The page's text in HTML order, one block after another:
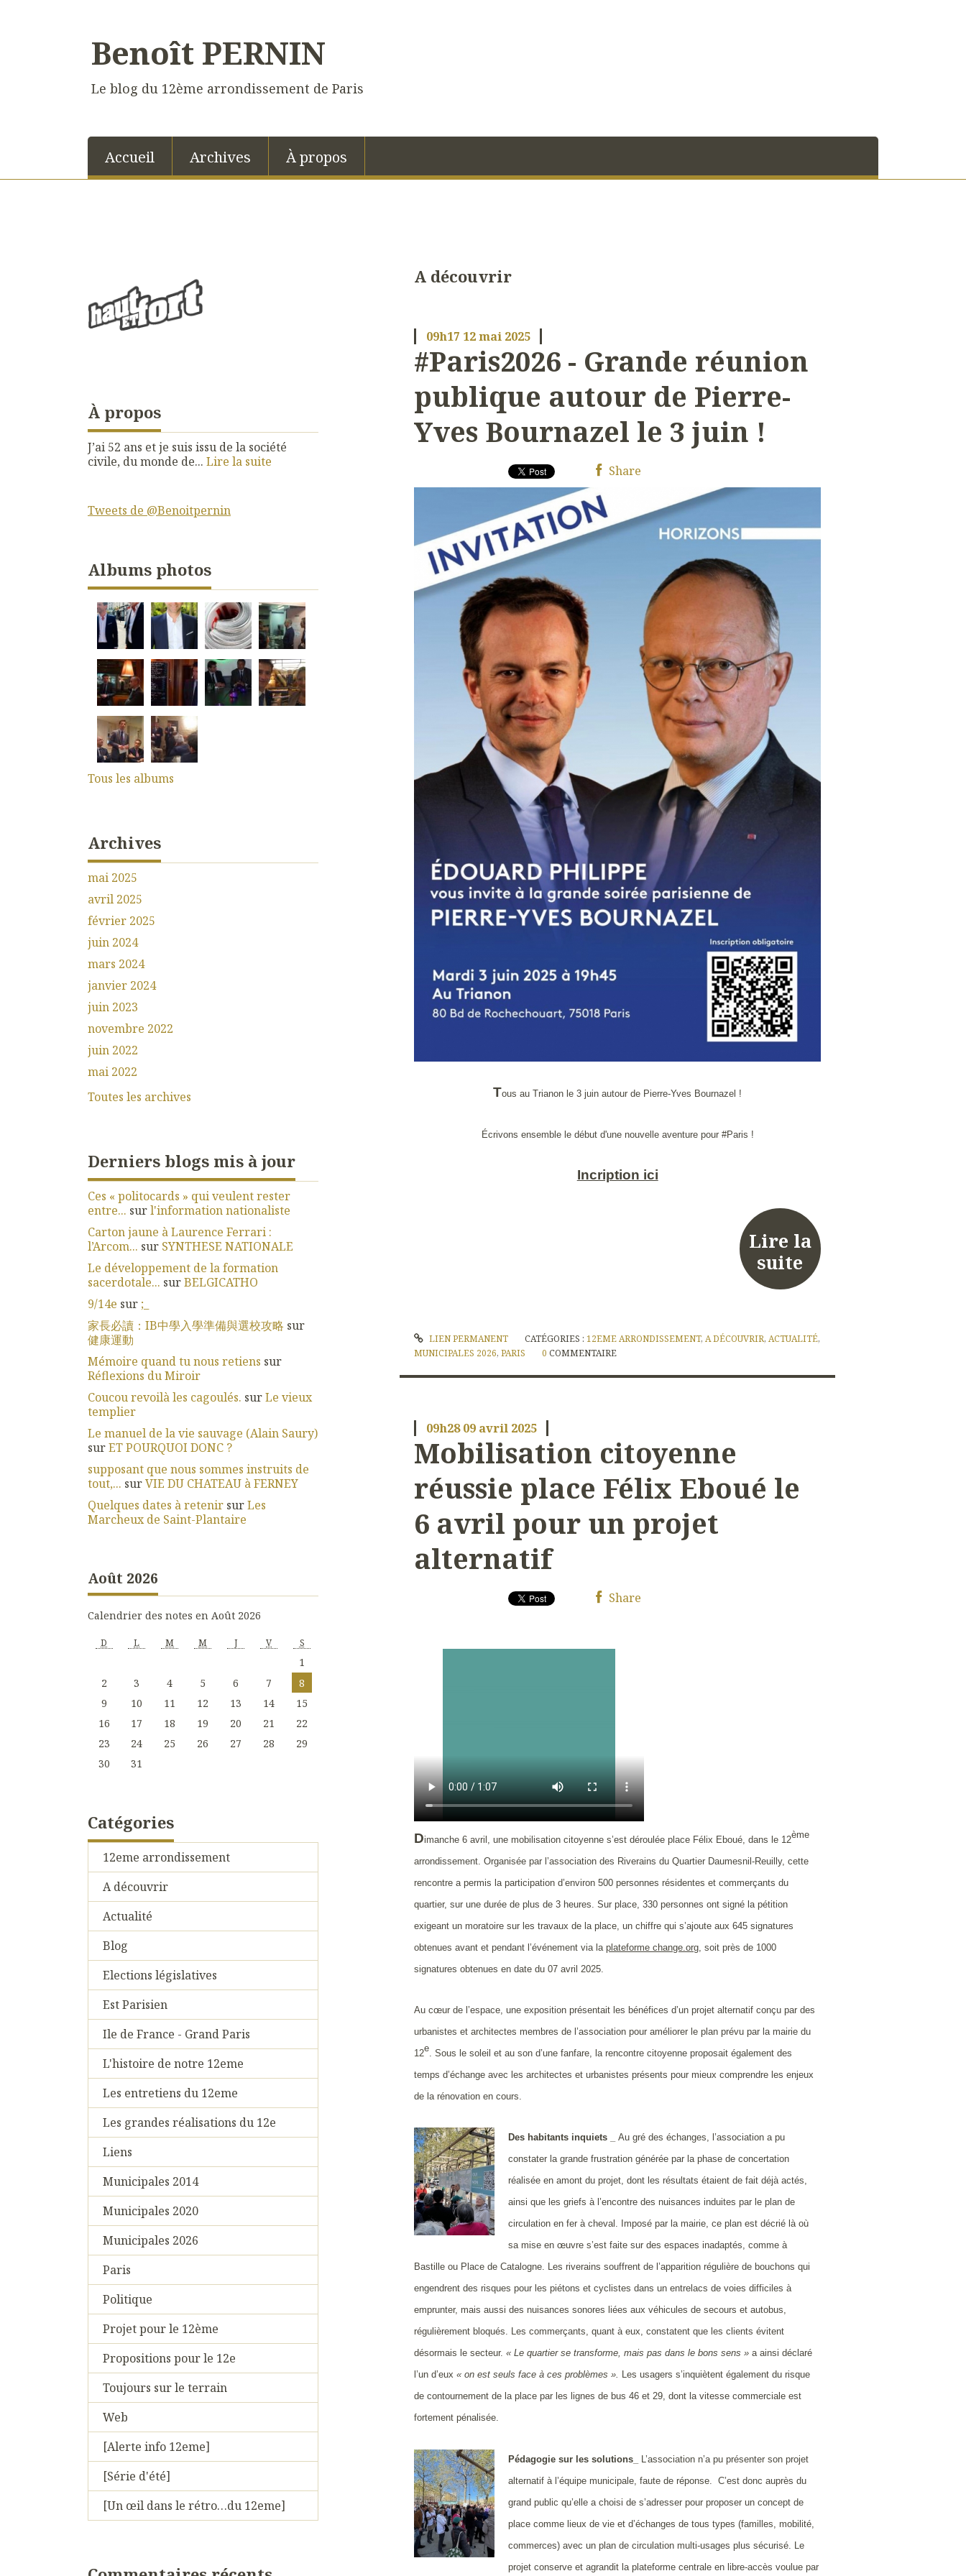
Benoît PERNIN
Le blog du 12ème arrondissement de Paris
Accueil Archives À propos
À propos
J’ai 52 ans et je suis issu de la société
civile, du monde de... Lire la suite
Tweets de @Benoitpernin
Albums photos
Tous les albums
Archives
mai 2025
avril 2025
février 2025
juin 2024
mars 2024
janvier 2024
juin 2023
novembre 2022
juin 2022
mai 2022
Toutes les archives
Derniers blogs mis à jour
Ces « politocards » qui veulent rester
entre... surl'information nationaliste
Carton jaune à Laurence Ferrari :
l’Arcom... sur SYNTHESE NATIONALE
Le développement de la formation
sacerdotale... surBELGICATHO
9/14e sur ;_
家長必讀：IB中學入學準備與選校攻略 sur
健康運動
Mémoire quand tu nous retiens sur
Réflexions du Miroir
Coucou revoilà les cagoulés. surLe vieux
templier
Le manuel de la vie sauvage (Alain Saury)
surET POURQUOI DONC ?
supposant que nous sommes instruits de
tout,... surVIE DU CHATEAU à FERNEY
Quelques dates à retenir surLes
Marcheux de Saint-Plantaire
Août 2026
Calendrier des notes en Août 2026
D L M M J V S
1
2
3 4 5 6 7
8
9
10 11 12 13 14
15
16
17 18 19 20 21
22
23
24 25 26 27 28
29
30
31
Catégories
12eme arrondissement
A découvrir
Actualité
Blog
Elections législatives
Est Parisien
Ile de France - Grand Paris
L'histoire de notre 12eme
Les entretiens du 12eme
Les grandes réalisations du 12e
Liens
Municipales 2014
Municipales 2020
Municipales 2026
Paris
Politique
Projet pour le 12ème
Propositions pour le 12e
Toujours sur le terrain
Web
[Alerte info 12eme]
[Série d'été]
[Un œil dans le rétro…du 12eme]
A découvrir
09h17 12mai 2025
#Paris2026 - Grande réunion
publique autour de Pierre-
Yves Bournazel le 3 juin !
Share
Tous au Trianon le 3 juin autour de Pierre-Yves Bournazel !
Écrivons ensemble le début d'une nouvelle aventure pour #Paris !
Incription ici
Lire la
suite
LIEN PERMANENT CATÉGORIES : 12EME ARRONDISSEMENT, A DÉCOUVRIR, ACTUALITÉ,
MUNICIPALES 2026,PARIS 0 COMMENTAIRE
09h28 09 avril 2025
Mobilisation citoyenne
réussie place Félix Eboué le
6 avril pour un projet
alternatif
Share
Dimanche 6 avril, une mobilisation citoyenne s’est déroulée place Félix Eboué, dans le 12ème
arrondissement. Organisée par l’association des Riverains du Quartier Daumesnil-Reuilly, cette
rencontre a permis la participation d’environ 500 personnes résidentes et commerçants du
quartier, sur une durée de plus de 3 heures. Sur place, 330 personnes ont signé la pétition
exigeant un moratoire sur les travaux de la place, un chiffre qui s’ajoute aux 645 signatures
obtenues avant et pendant l’événement via laplateforme change.org , soit près de 1000
signatures obtenues en date du 07 avril 2025.
Au cœur de l’espace, une exposition présentait les bénéfices d’un projet alternatif conçu par des
urbanistes et architectes membres de l’association pour améliorer le plan prévu par la mairie du
12e. Sous le soleil et au son d’une fanfare, la rencontre citoyenne proposait également des
temps d’échange avec les architectes et urbanistes présents pour mieux comprendre les enjeux
de la rénovation en cours.
Des habitants inquiets _Au gré des échanges, l’association a pu
constater la grande frustration générée par la phase de concertation
réalisée en amont du projet, dont les résultats étaient de fait déjà actés,
ainsi que les griefs à l’encontre des nuisances induites par le plan de
circulation en fer à cheval. Imposé par la mairie, ce plan est décrié là où
sa mise en œuvre s’est faite sur des espaces inadaptés, comme à
Bastille ou Place de Catalogne. Les riverains souffrent de l’apparition régulière de bouchons qui
engendrent des risques pour les piétons et cyclistes dans un entrelacs de voies difficiles à
emprunter, mais aussi des nuisances sonores liées aux véhicules de secours et autobus,
régulièrement bloqués. Les commerçants, quant à eux, constatent que les clients évitent
désormais le secteur.« Le quartier se transforme, mais pas dans le bons sens »a ainsi déclaré
l’un d’eux« on est seuls face à ces problèmes ». Les usagers s’inquiètent également du risque
de contournement de la place par les lignes de bus 46 et 29, dont la vitesse commerciale est
fortement pénalisée.
Pédagogie sur les solutions_
L’association n’a pu présenter son projet
alternatif à l’équipe municipale, faute de réponse. C’est donc auprès du
grand public qu’elle a choisi de s’adresser pour proposer un concept de
place comme lieux de vie et d’échanges de tous types (familles, mobilité,
commerces) avec un plan de circulation multi-usages plus sécurisé. Le
projet conserve et agrandit la plateforme centrale en libre-accès voulue par